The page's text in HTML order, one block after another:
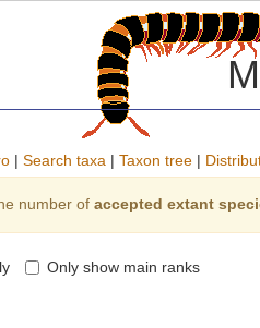
| Search taxa | Taxon tree |
number of accepted extant
Only show main ranks